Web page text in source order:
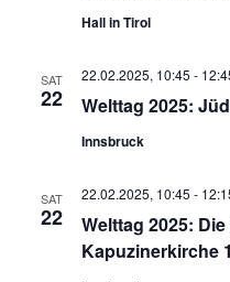
Hall in Tirol
SAT
22 Welttag 2025:
22.02.2025, 10:45 -
Innsbruck
SAT
22
Welttag 2025:
Kapuzinerkirche
22.02.2025, 10:45 -